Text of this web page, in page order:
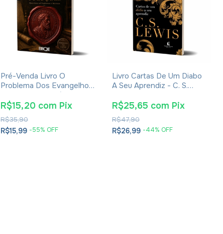
Pré-Venda Livro O
Problema Dos Evangelhos
E Soluções- Eusébio De
Cesareia
R$15,99 -55% OFF
R$35,90
R$15,20 com Pix
Livro Cartas De Um Diabo
A Seu Aprendiz - C. S.
R$26,99 -44% OFF
R$47,90
R$25,65 com Pix